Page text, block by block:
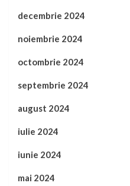
decembrie 2024
noiembrie 2024
octombrie 2024
septembrie 2024
august 2024
iulie 2024
iunie 2024
mai 2024